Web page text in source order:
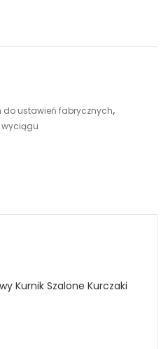
do ustawień fabrycznych,
wyciągu
Kurnik Szalone Kurczaki